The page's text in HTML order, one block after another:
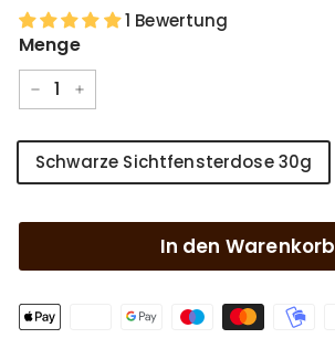
1 Bewertung
Menge
− +
Style
Schwarze Sichtfensterdose 30g
In den Warenkorb